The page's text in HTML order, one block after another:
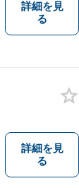
詳細を見
る
詳細を見
る